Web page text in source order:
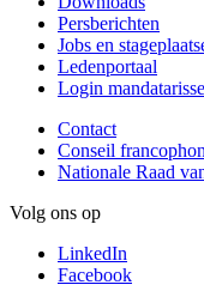
Persberichten
Jobs en
Ledenportaal
Login
Contact
Conseil
Nationale Raad
Volg ons op
LinkedIn
Facebook